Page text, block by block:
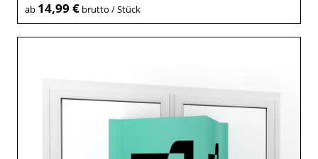
ab 14,99 €brutto / Stück